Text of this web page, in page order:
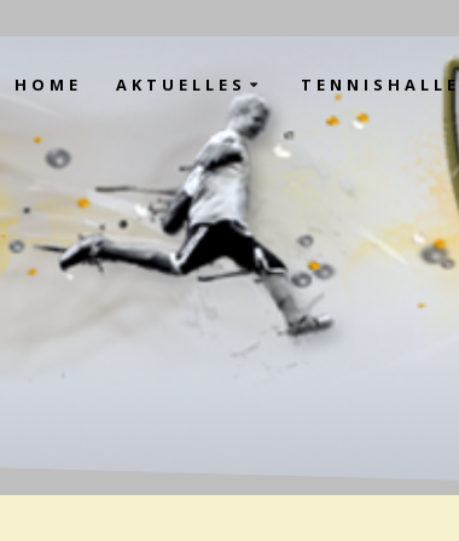
HOME AKTUELLES TENNISHALLE